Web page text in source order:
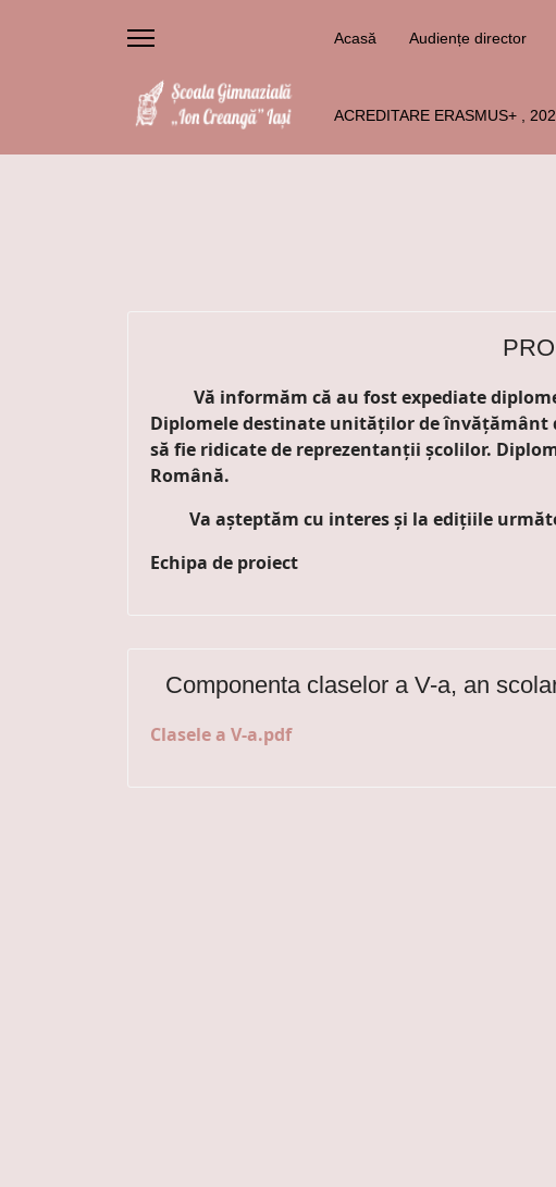
Acasă Audiențe director
ACREDITARE ERASMUS+ ,
Vă informăm că au fost expediate
Diplomele destinate unităților de învățământ
să fie ridicate de reprezentanții școlilor.
Română.
Va așteptăm cu interes și la edițiile
Echipa de proiect
Componenta claselor a V-a, an
Clasele a V-a.pdf